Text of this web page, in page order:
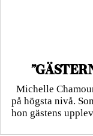
Michelle
på högsta nivå.
hon gästens